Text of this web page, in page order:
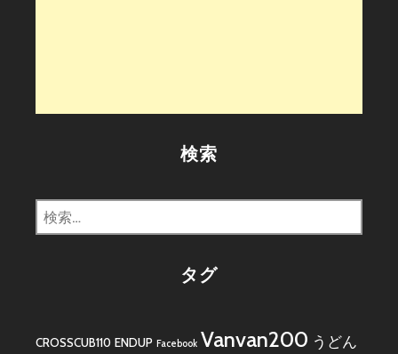
検索
検
索:
タグ
CROSSCUB110 ENDUP Facebook Vanvan200 うどん